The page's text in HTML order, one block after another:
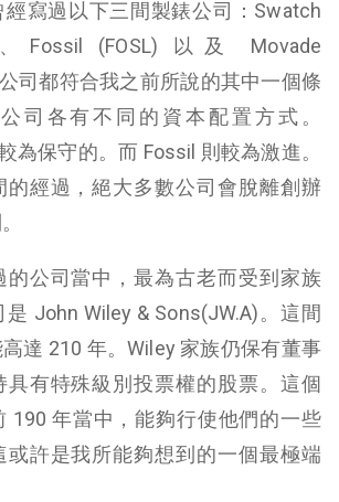
寫過以下三間製錶公司：Swatch
、Fossil (FOSL) 以及 Movade
司都符合我之前所說的其中一個條
司各有不同的資本配置方式。
為保守的。而 Fossil 則較為激進。
的經過，絕大多數公司會脫離創辦
的公司當中，最為古老而受到家族
John Wiley & Sons(JW.A)。這間
達 210 年。Wiley 家族仍保有董事
具有特殊級別投票權的股票。這個
190 年當中，能夠行使他們的一些
或許是我所能夠想到的一個最極端